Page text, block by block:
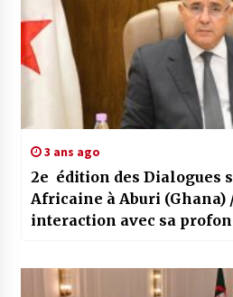
3 ans ago
2e édition des Dialogues
Africaine à Aburi (Ghana)
interaction avec sa
constante, déclare le